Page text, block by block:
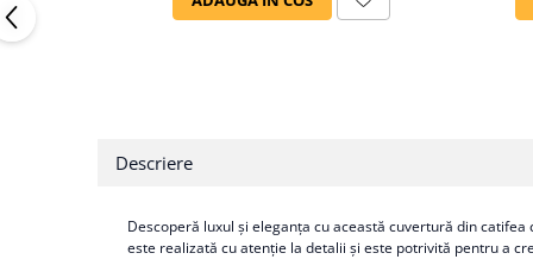
Descriere
Descoperă luxul și eleganța cu această cuvertură din
este realizată cu atenție la detalii și este potrivită pentru a